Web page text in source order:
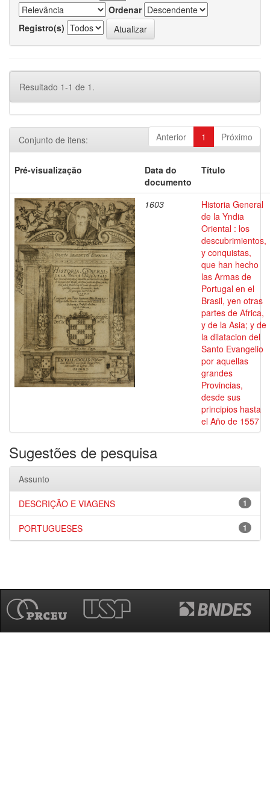
Ordenar
Registro(s)
Resultado 1-1 de 1.
Anterior 1 Próximo
Conjunto de itens:
Pré-visualização
Data do
documento
Título
1603
Historia General
de la Yndia
Oriental : los
descubrimientos,
y conquistas,
que han hecho
las Armas de
Portugal en el
Brasil, yen otras
partes de Africa,
y de la Asia; y de
la dilatacion del
Santo Evangelio
por aquellas
grandes
Provincias,
desde sus
principios hasta
el Año de 1557
Sugestões de pesquisa
Assunto
1
DESCRIÇÃO E VIAGENS
1
PORTUGUESES